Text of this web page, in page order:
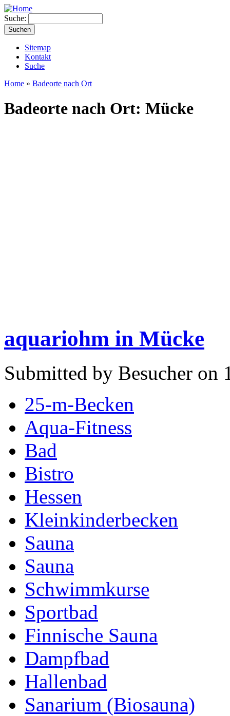
Suche:
Sitemap
Kontakt
Suche
Home » Badeorte nach Ort
Badeorte nach Ort: Mücke
aquariohm in Mücke
Submitted by Besucher on
25-m-Becken
Aqua-Fitness
Bad
Bistro
Hessen
Kleinkinderbecken
Sauna
Sauna
Schwimmkurse
Sportbad
Finnische Sauna
Dampfbad
Hallenbad
Sanarium (Biosauna)